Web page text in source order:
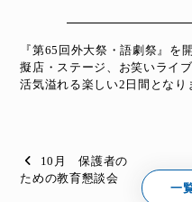
『第65回外大祭・語劇祭』を
擬店・ステージ、お笑いライ
活気溢れる楽しい2日間となり
10月 保護者の
ための教育懇談会
一